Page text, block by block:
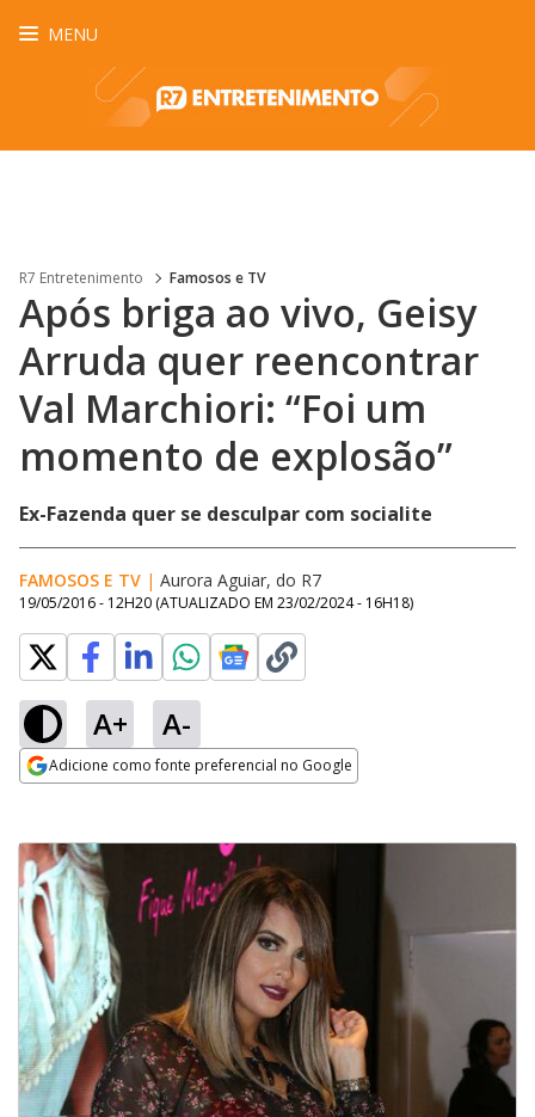
MENU
R7 Entretenimento Famosos e TV
Após briga ao vivo, Geisy
Arruda quer reencontrar
Val Marchiori: “Foi um
momento de explosão”
Ex-Fazenda quer se desculpar com socialite
FAMOSOS E TV | Aurora Aguiar, do R7
19/05/2016 - 12H20 (ATUALIZADO EM 23/02/2024 - 16H18)
A+ A-
Adicione como fonte preferencial no Google